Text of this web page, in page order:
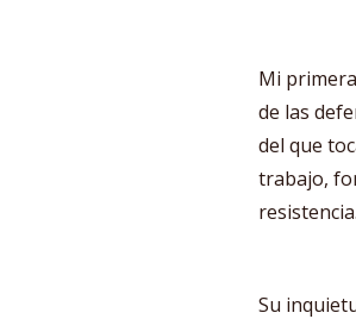
Mi
de las
del que
trabajo,
resistencia.
Su